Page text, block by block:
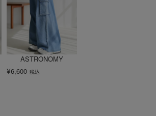
ASTRONOMY
¥6,600 税込